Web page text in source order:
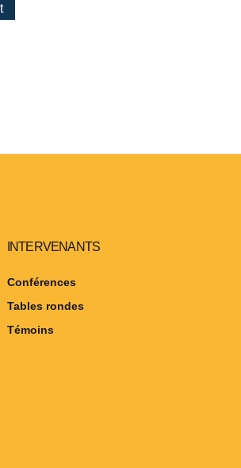
INTERVENANTS
Conférences
Tables rondes
Témoins